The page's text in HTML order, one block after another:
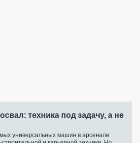
техника под задачу, а не
универсальных машин в арсенале